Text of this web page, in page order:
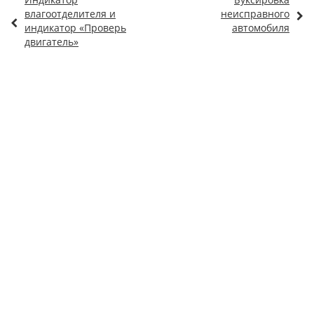
влагоотделителя и
индикатор «Проверь
двигатель»
неисправного
автомобиля